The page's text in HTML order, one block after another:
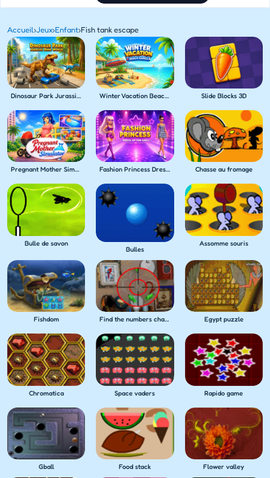
Accueil›Jeux›Enfant›Fish tank escape
Dinosaur Park Jurassic Dino World Winter Vacation Beach Games Slide Blocks 3D
Pregnant Mother Simulator Fashion Princess Dress Up for Girls Chasse au fromage
Bulle de savon
Bulles
Assomme souris
Fishdom Find the numbers challenge 33 Egypt puzzle
Chromatica Space vaders Rapido game
Gball Food stack Flower valley